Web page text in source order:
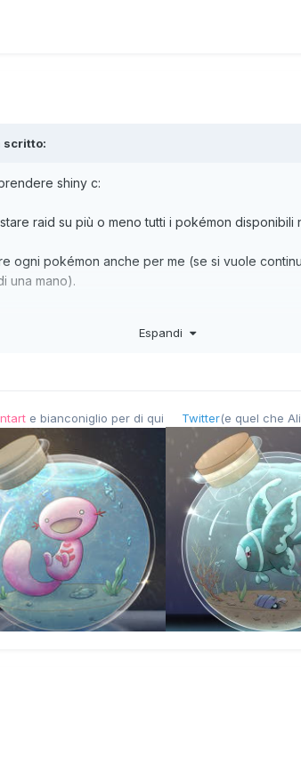
scritto:
shiny c:
raid su più o meno tutti i pokémon disponibili
ogni pokémon anche per me (se si vuole
una mano).
Espandi
e bianconiglio per di qui Twitter(e quel che